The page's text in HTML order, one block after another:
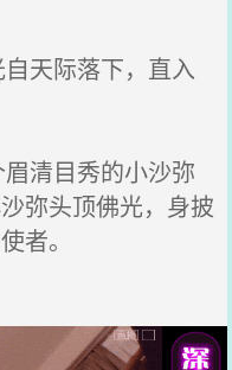
天际落下，直入
清目秀的小沙弥
弥头顶佛光，身披
者。